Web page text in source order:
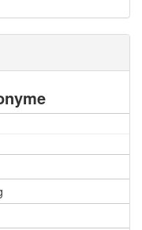
den Artikel